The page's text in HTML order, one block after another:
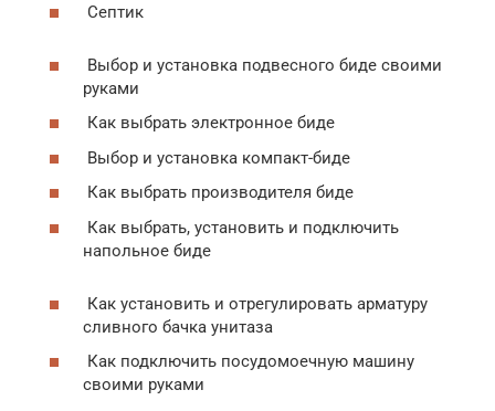
Септик
Выбор и установка подвесного биде своими
руками
Как выбрать электронное биде
Выбор и установка компакт-биде
Как выбрать производителя биде
Как выбрать, установить и подключить
напольное биде
Как установить и отрегулировать арматуру
сливного бачка унитаза
Как подключить посудомоечную машину
своими руками